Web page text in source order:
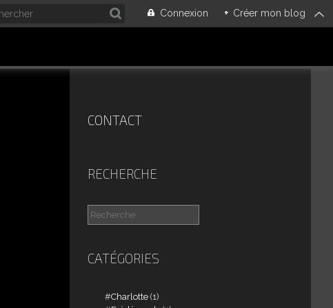
Connexion + Créer mon blog
CONTACT
RECHERCHE
CATÉGORIES
Charlotte (1)